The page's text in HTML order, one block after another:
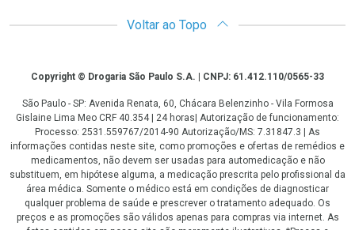
Voltar ao Topo
CopyrightCopyright © Drogaria São Paulo S.A. | CNPJ: 61.412.110/0565-33
São Paulo - SP: Avenida Renata, 60, Chácara Belenzinho - Vila Formosa
Gislaine Lima Meo CRF 40.354 | 24 horas| Autorização de funcionamento:
Processo: 2531.559767/2014-90 Autorização/MS: 7.31847.3 | As
informações contidas neste site, como promoções e ofertas de remédios e
medicamentos, não devem ser usadas para automedicação e não
substituem, em hipótese alguma, a medicação prescrita pelo profissional da
área médica. Somente o médico está em condições de diagnosticar
qualquer problema de saúde e prescrever o tratamento adequado. Os
preços e as promoções são válidos apenas para compras via internet. As